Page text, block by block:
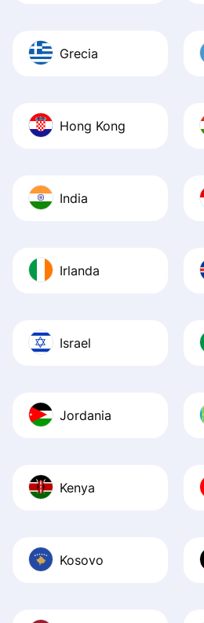
Grecia
Hong Kong
India
Irlanda
Israel
Jordania
Kenya
Kosovo